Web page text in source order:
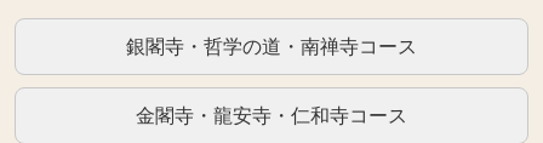
銀閣寺・哲学の道・南禅寺コース
金閣寺・龍安寺・仁和寺コース